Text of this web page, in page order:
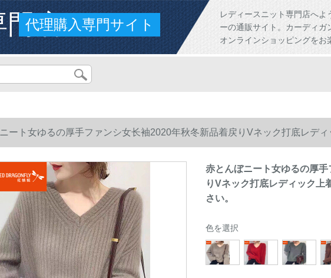
店
代理購入専門サイト
レディースニット専門店へ
ーの通販サイト。カーディ
オンラインショッピングをお
ート女ゆるの厚手ファンシ女长袖2020年秋冬新品着戻りVネック打底レデ
。
赤とんぼニート女ゆるの厚
りVネック打底レディック上
さい。
色を選択